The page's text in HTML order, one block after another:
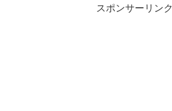
スポンサーリンク